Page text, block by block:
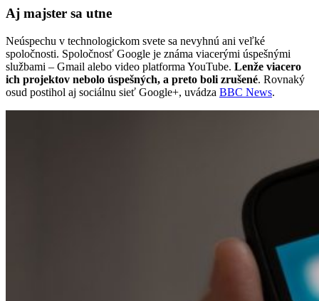
Aj majster sa utne
Neúspechu v technologickom svete sa nevyhnú ani veľké
spoločnosti. Spoločnosť Google je známa viacerými úspešnými
službami – Gmail alebo video platforma YouTube. Lenže viacero
ich projektov nebolo úspešných, a preto boli zrušené. Rovnaký
osud postihol aj sociálnu sieť Google+, uvádza BBC News.